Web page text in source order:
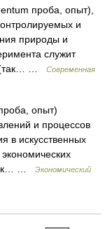
проба, опыт),
и
природы и
служит
(так… …
Современная
опыт)
и процессов
в искусственных
…
Экономический